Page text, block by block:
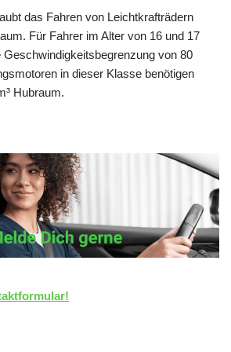
das Fahren von Leichtkrafträdern
Für Fahrer im Alter von 16 und 17
Geschwindigkeitsbegrenzung von 80
in dieser Klasse benötigen
Hubraum.